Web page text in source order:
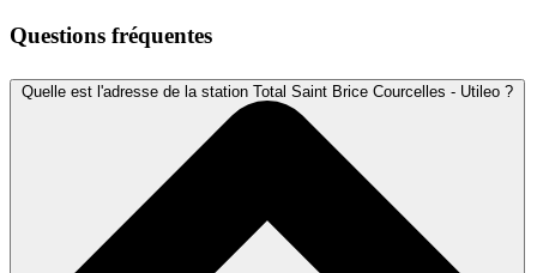
Questions fréquentes
Quelle est l'adresse de la station Total Saint Brice Courcelles - Utileo ?